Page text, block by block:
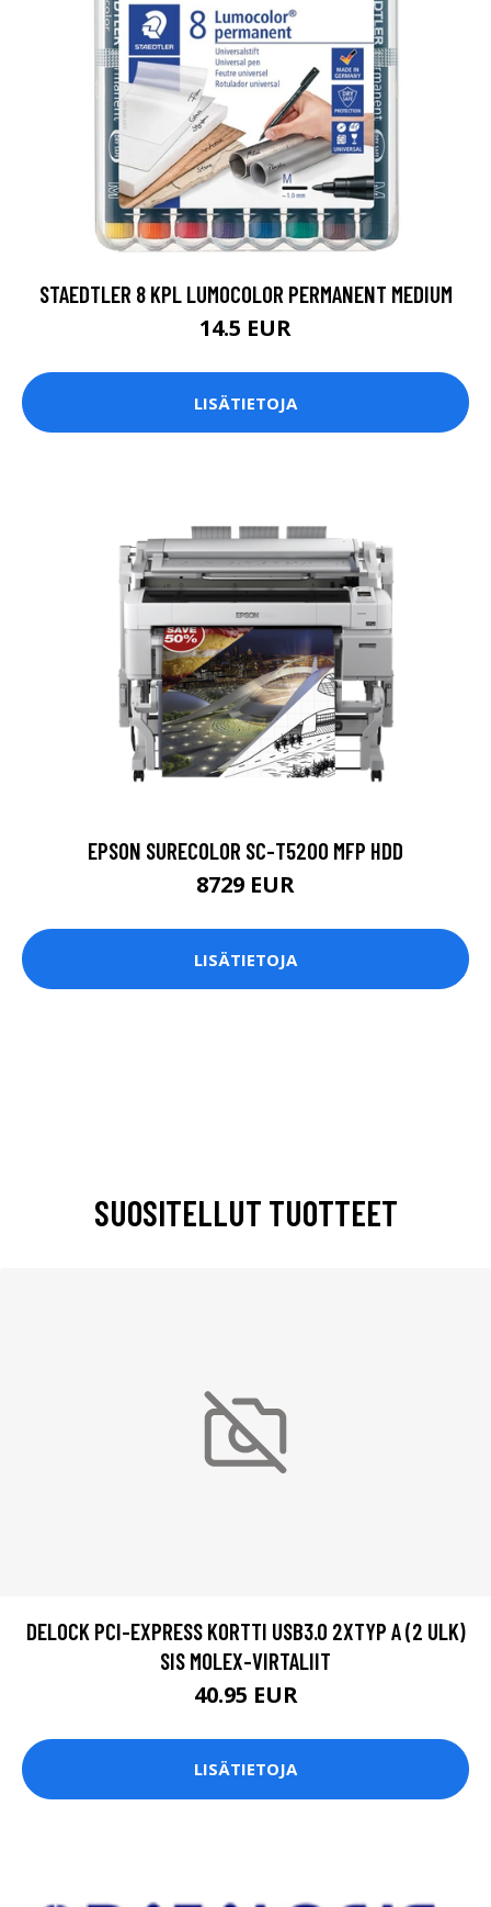
STAEDTLER 8 KPL LUMOCOLOR PERMANENT MEDIUM
14.5 EUR
LISÄTIETOJA
EPSON SURECOLOR SC-T5200 MFP HDD
8729 EUR
LISÄTIETOJA
SUOSITELLUT TUOTTEET
DELOCK PCI-EXPRESS KORTTI USB3.0 2XTYP A (2 ULK)
SIS MOLEX-VIRTALIIT
40.95 EUR
LISÄTIETOJA